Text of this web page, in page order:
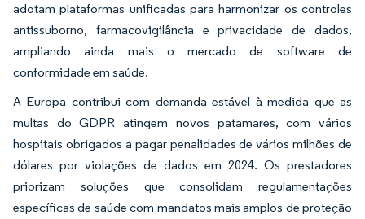
adotam plataformas unificadas para harmonizar os controles
antissuborno, farmacovigilância e privacidade de dados,
ampliando ainda mais o mercado de software de
conformidade em saúde.
A Europa contribui com demanda estável à medida que as
multas do GDPR atingem novos patamares, com vários
hospitais obrigados a pagar penalidades de vários milhões de
dólares por violações de dados em 2024. Os prestadores
priorizam soluções que consolidam regulamentações
específicas de saúde com mandatos mais amplos de proteção